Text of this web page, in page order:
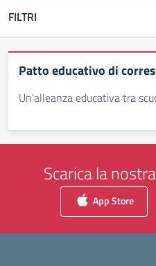
FILTRI
Patto educativo di
Un’alleanza educativa tra
Scarica la
App Store